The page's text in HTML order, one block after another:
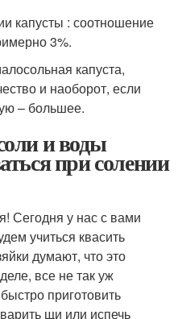
капусты : соотношение
3%.
капуста,
и наоборот, если
– большее.
и воды
при солении
Сегодня у нас с вами
учиться квасить
думают, что это
все не так уж
приготовить
щи или испечь